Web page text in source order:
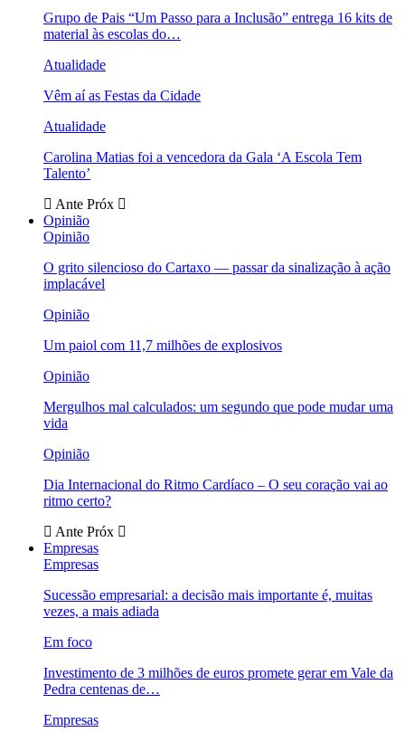
Grupo de Pais “Um Passo para a Inclusão” entrega 16 kits de
material às escolas do…
Atualidade
Vêm aí as Festas da Cidade
Atualidade
Carolina Matias foi a vencedora da Gala ‘A Escola Tem
Talento’
Ante Próx
Opinião
Opinião
O grito silencioso do Cartaxo — passar da sinalização à ação
implacável
Opinião
Um paiol com 11,7 milhões de explosivos
Opinião
Mergulhos mal calculados: um segundo que pode mudar uma
vida
Opinião
Dia Internacional do Ritmo Cardíaco – O seu coração vai ao
ritmo certo?
Ante Próx
Empresas
Empresas
Sucessão empresarial: a decisão mais importante é, muitas
vezes, a mais adiada
Em foco
Investimento de 3 milhões de euros promete gerar em Vale da
Pedra centenas de…
Empresas